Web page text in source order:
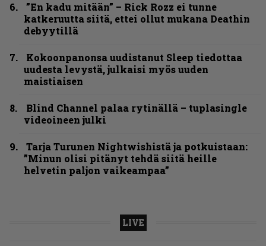
”En kadu mitään” – Rick Rozz ei tunne
katkeruutta siitä, ettei ollut mukana Deathin
debyytillä
Kokoonpanonsa uudistanut Sleep tiedottaa
uudesta levystä, julkaisi myös uuden
maistiaisen
Blind Channel palaa rytinällä – tuplasingle
videoineen julki
Tarja Turunen Nightwishistä ja potkuistaan:
”Minun olisi pitänyt tehdä siitä heille
helvetin paljon vaikeampaa”
LIVE